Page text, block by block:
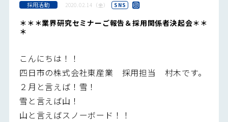
採用活動 2020.02.14（金） SNS
＊＊＊業界研究セミナーご報告＆採用関係者決起会＊＊
＊
こんにちは！！
四日市の株式会社東産業 採用担当 村木です。
２月と言えば！雪！
雪と言えば山！
山と言えばスノーボード！！